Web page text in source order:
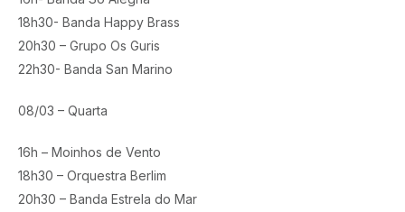
18h30- Banda Happy Brass
20h30 – Grupo Os Guris
22h30- Banda San Marino
08/03 – Quarta
16h – Moinhos de Vento
18h30 – Orquestra Berlim
20h30 – Banda Estrela do Mar